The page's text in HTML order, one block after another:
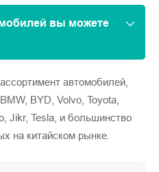
вы можете
автомобилей,
BYD, Volvo, Toyota,
Jikr, Tesla, и большинство
на китайском рынке.